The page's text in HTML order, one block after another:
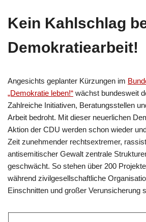
Kein Kahlschlag
Demokratiearbeit!
Angesichts geplanter Kürzungen im
„Demokratie leben!“ wächst bundesweit
Zahlreiche Initiativen, Beratungsstellen
Arbeit bedroht. Mit dieser neuerlichen
Aktion der CDU werden schon wieder
Zeit zunehmender rechtsextremer,
antisemitischer Gewalt zentrale
geschwächt. So stehen über 200
während zivilgesellschaftliche
Einschnitten und großer Verunsicherung